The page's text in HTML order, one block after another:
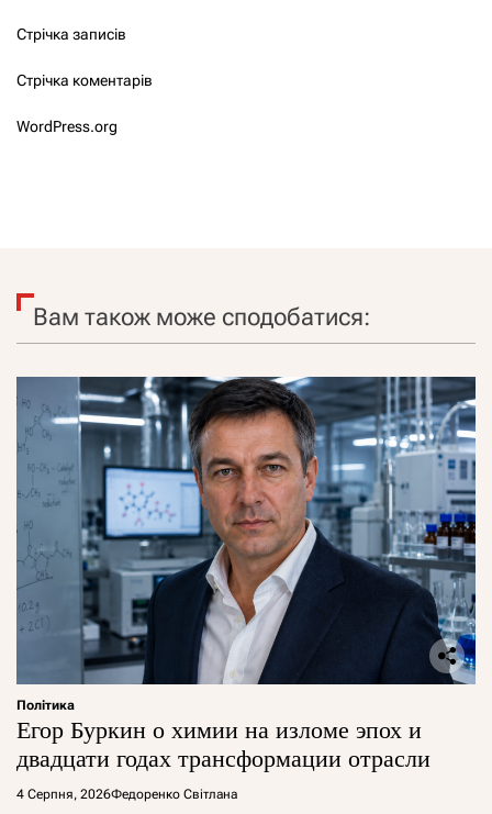
Стрічка записів
Стрічка коментарів
WordPress.org
Вам також може сподобатися:
Політика
Егор Буркин о химии на изломе эпох и
двадцати годах трансформации отрасли
4 Серпня, 2026Федоренко Світлана